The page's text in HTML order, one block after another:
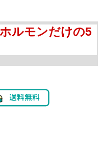
ルモンだけの5